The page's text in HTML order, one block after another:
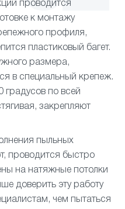
проводится
к монтажу
профиля,
пластиковый багет.
размера,
в специальный крепеж.
градусов по всей
закрепляют
пыльных
проводится быстро
на натяжные потолки
доверить эту работу
чем пытаться